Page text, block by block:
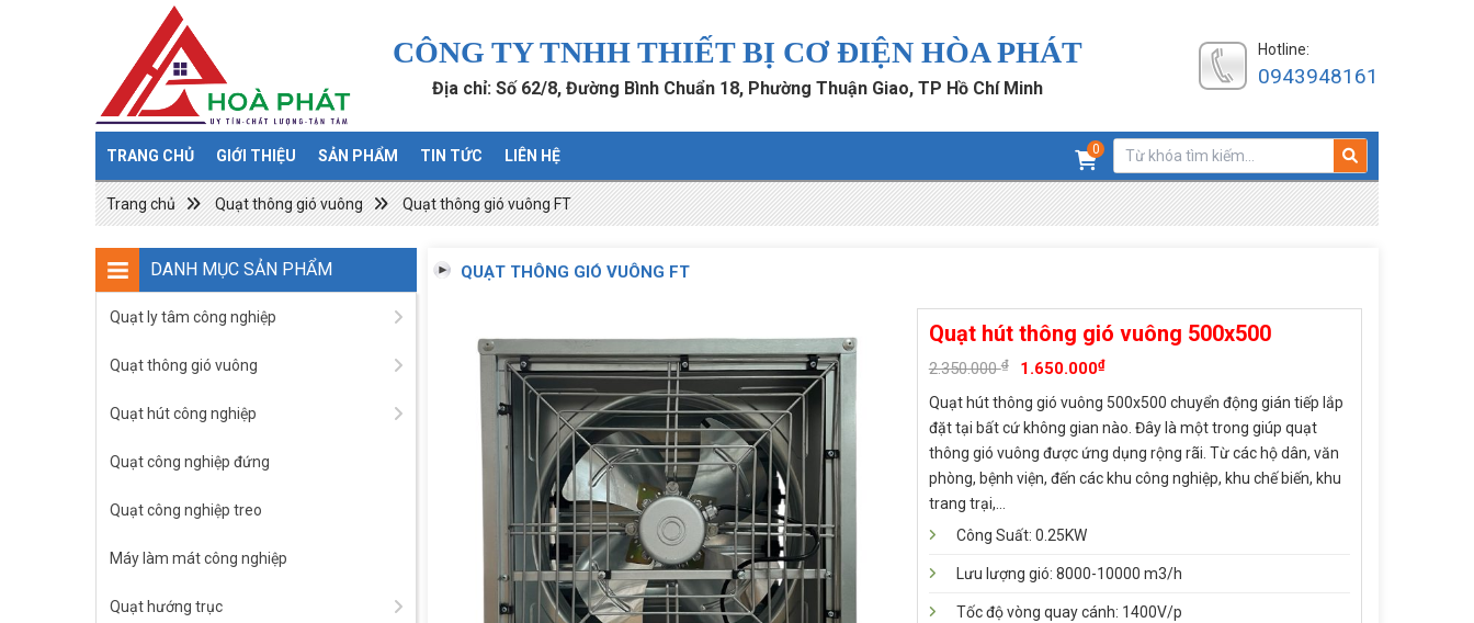
CÔNG TY TNHH THIẾT BỊ CƠ ĐIỆN HÒA PHÁT
Địa chỉ: Số 62/8, Đường Bình Chuẩn 18, Phường Thuận Giao, TP Hồ Chí Minh
Hotline:
0943948161
TRANG CHỦ GIỚI THIỆU SẢN PHẨM TIN TỨC LIÊN HỆ 0
Trang chủ Quạt thông gió vuông Quạt thông gió vuông FT
DANH MỤC SẢN PHẨM
Quạt ly tâm công nghiệp
Quạt thông gió vuông
Quạt hút công nghiệp
Quạt công nghiệp đứng
Quạt công nghiệp treo
Máy làm mát công nghiệp
Quạt hướng trục
QUẠT THÔNG GIÓ VUÔNG FT
Quạt hút thông gió vuông 500x500
2.350.000₫ 1.650.000₫
Quạt hút thông gió vuông 500x500 chuyển động gián tiếp lắp
đặt tại bất cứ không gian nào. Đây là một trong giúp quạt
thông gió vuông được ứng dụng rộng rãi. Từ các hộ dân, văn
phòng, bệnh viện, đến các khu công nghiệp, khu chế biến, khu
trang trại,…
Công Suất: 0.25KW
Lưu lượng gió: 8000-10000 m3/h
Tốc độ vòng quay cánh: 1400V/p